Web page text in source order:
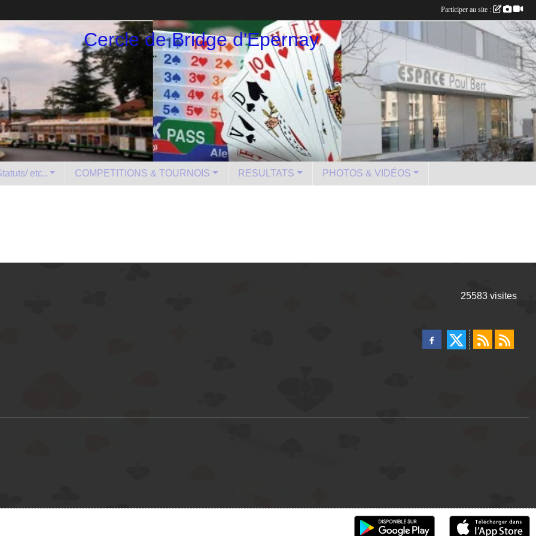
Cercle de Bridge d'Epernay
etc.. COMPETITIONS & TOURNOIS RESULTATS PHOTOS & VIDÉOS
25583 visites
Participer au site :